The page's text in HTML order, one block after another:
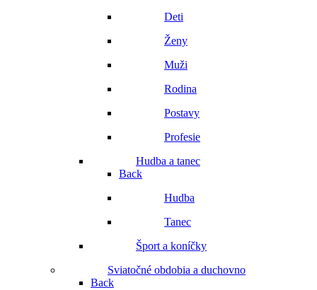
Deti
Ženy
Muži
Rodina
Postavy
Profesie
Hudba a tanec
Back
Hudba
Tanec
Šport a koníčky
Sviatočné obdobia a duchovno
Back